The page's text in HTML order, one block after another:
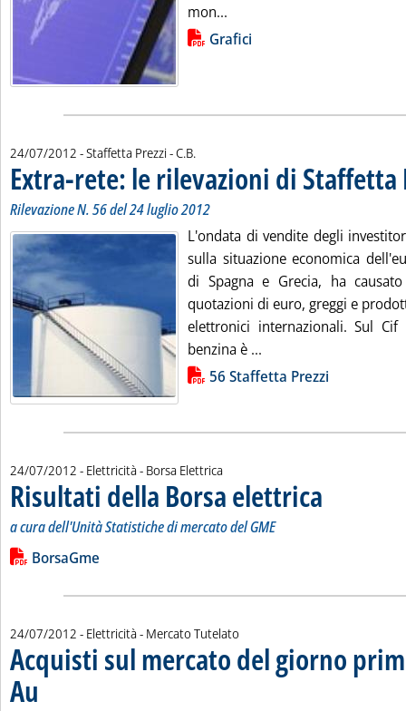
mon...
Lista allegati PDF alla notizia
Grafici
24/07/2012 - Staffetta Prezzi -di:
C.B.
Extra-rete: le rilevazioni di Staffetta
Rilevazione N. 56 del 24 luglio 2012
L'ondata di vendite degli
sulla situazione economica
di Spagna e Grecia, ha
quotazioni di euro, greggi e
elettronici internazionali. Sul
benzina è ...
Lista allegati PDF alla notizia56 Staffetta Prezzi
24/07/2012 - Elettricità - Borsa Elettrica
Risultati della Borsa elettrica
a cura dell'Unità Statistiche di mercato del GME
Leggi tutta la notizia: 'Risultati della Borsa elettrica'
Lista allegati PDF alla notizia
BorsaGme
24/07/2012 - Elettricità - Mercato Tutelato
Acquisti sul mercato del giorno
Au . Sottotitolo: Settimana dal 16 al 22 luglio 2012
. Pubblicata martedì 24 luglio 2012 alle 14.44.